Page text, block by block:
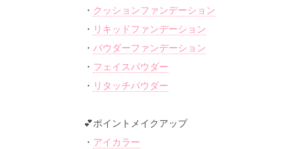
・ クッションファンデーション
・ リキッドファンデーション
・ パウダーファンデーション
・ フェイスパウダー
・ リタッチパウダー
💕ポイントメイクアップ
・ アイカラー